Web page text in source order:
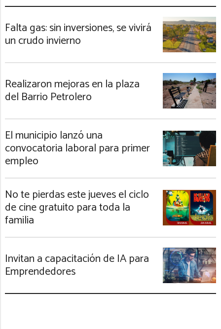
Falta gas: sin inversiones, se vivirá
un crudo invierno
Realizaron mejoras en la plaza
del Barrio Petrolero
El municipio lanzó una
convocatoria laboral para primer
empleo
No te pierdas este jueves el ciclo
de cine gratuito para toda la
familia
Invitan a capacitación de IA para
Emprendedores